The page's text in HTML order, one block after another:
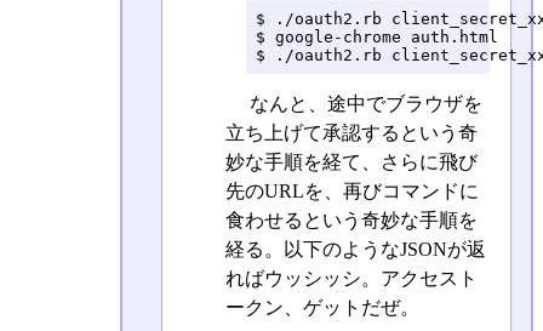
$ ./oauth2.rb
$ google-chrome auth.html
$ ./oauth2.rb
なんと、途中でブラウザを
立ち上げて承認するという奇
妙な手順を経て、さらに飛び
先のURLを、再びコマンドに
食わせるという奇妙な手順を
経る。以下のようなJSONが返
ればウッシッシ。アクセスト
ークン、ゲットだぜ。